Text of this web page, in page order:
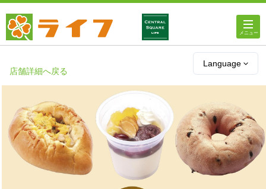
Language
店舗・チラシ情報
ライフのオンラインストア
ライフ ネットスーパー
店舗詳細へ戻る